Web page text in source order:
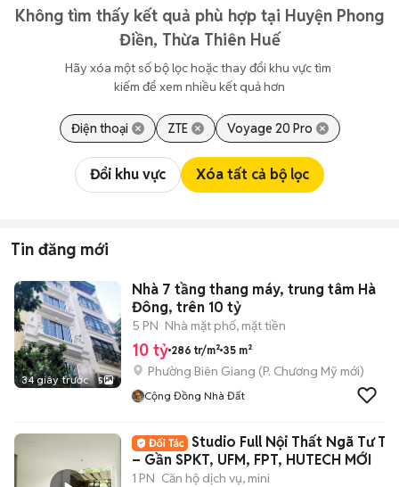
Không tìm thấy kết quả phù hợp tại Huyện Phong
Điền, Thừa Thiên Huế
Hãy xóa một số bộ lọc hoặc thay đổi khu vực tìm
kiếm để xem nhiều kết quả hơn
Điện thoại ZTE Voyage 20 Pro
Đổi khu vực Xóa tất cả bộ lọc
Tin đăng mới
34 giây trước 5
Nhà 7 tầng thang máy, trung tâm Hà
Đông, trên 10 tỷ
5 PN Nhà mặt phố, mặt tiền
10 tỷ 286 tr/m² 35 m²
Phường Biên Giang (P. Chương Mỹ mới)
Cộng Đồng Nhà Đất
Studio Full Nội Thất Ngã Tư
– Gần SPKT, UFM, FPT, HUTECH MỚI
1 PN Căn hộ dịch vụ, mini